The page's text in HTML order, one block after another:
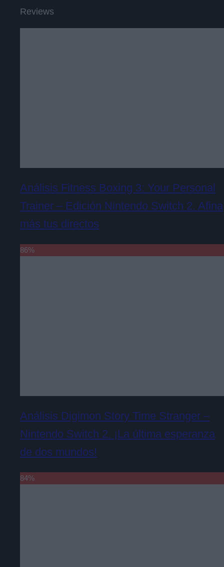
Reviews
Análisis Fitness Boxing 3: Your Personal
Trainer – Edición Nintendo Switch 2. Afina
más tus directos
86%
Análisis Digimon Story Time Stranger –
Nintendo Switch 2. ¡La última esperanza
de dos mundos!
84%